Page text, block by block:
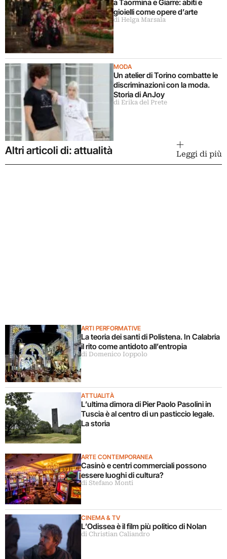
a Taormina e Giarre: abiti e
gioielli come opere d’arte
di Helga Marsala
MODA
Un atelier di Torino combatte le
discriminazioni con la moda.
Storia di AnJoy
di Erika del Prete
Altri articoli di: attualità Leggi di più
ARTI PERFORMATIVE
La teoria dei santi di Polistena. In Calabria
il rito come antidoto all’entropia
di Domenico Ioppolo
ATTUALITÀ
L’ultima dimora di Pier Paolo Pasolini in
Tuscia è al centro di un pasticcio legale.
La storia
ARTE CONTEMPORANEA
Casinò e centri commerciali possono
essere luoghi di cultura?
di Stefano Monti
CINEMA & TV
L’Odissea è il film più politico di Nolan
di Christian Caliandro